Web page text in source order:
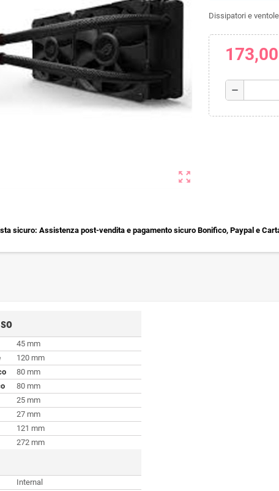
zoom_out_map
Dissipatori e
remove
sicuro: Assistenza post-vendita e pagamento sicuro Bonifico, Paypal e
45 mm
120 mm
80 mm
80 mm
25 mm
27 mm
121 mm
272 mm
Internal